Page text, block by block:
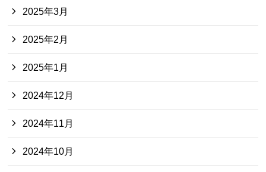
2025年3月
2025年2月
2025年1月
2024年12月
2024年11月
2024年10月